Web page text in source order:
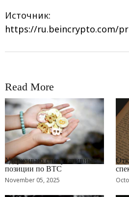
Источник:
https://ru.beincrypto.com/
Read More
RRCNEWS_RU
Удерживаю спекулятивные
позиции по BTC
November 05, 2025